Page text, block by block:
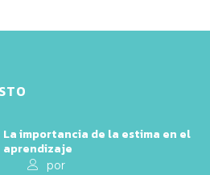
La importancia de la estima en el
aprendizaje
por